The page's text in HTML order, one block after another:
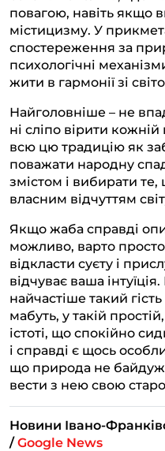
повагою, навіть якщо
містицизму. У
спостереження за
психологічні
жити в гармонії зі
Найголовніше – не
ні сліпо вірити
всю цю традицію як
поважати народну
змістом і вибирати
власним відчуттям
Якщо жаба справді
можливо, варто
відкласти суєту і
відчуває ваша
найчастіше такий
мабуть, у такій
істоті, що спокійно
і справді є щось
що природа не
вести з нею свою
Новини Івано-
/Google News